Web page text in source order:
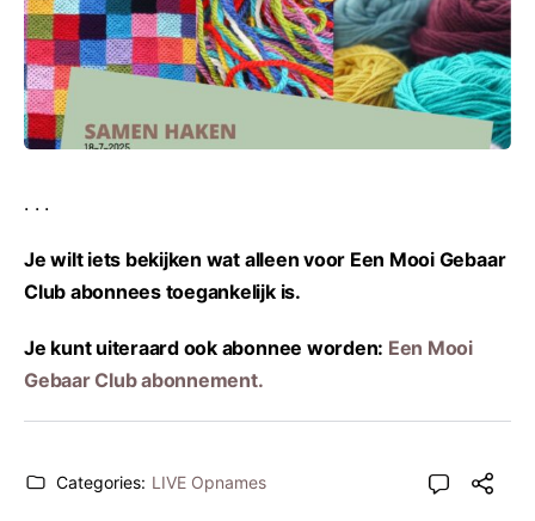
. . .
Je wilt iets bekijken wat alleen voor Een Mooi Gebaar
Club abonnees toegankelijk is.
Je kunt uiteraard ook abonnee worden: Een Mooi
Gebaar Club abonnement.
Categories: LIVE Opnames